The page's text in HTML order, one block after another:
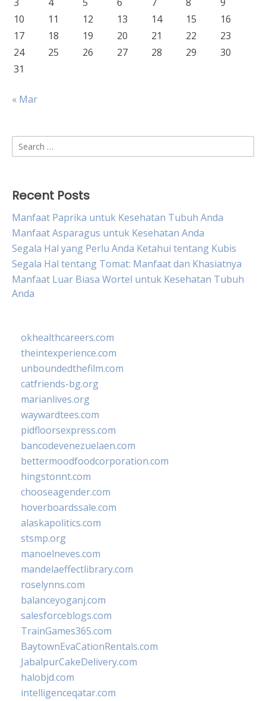
10
11 12 13 14 15
16
17
18 19 20 21 22
23
24
25 26 27 28 29
30
31
« Mar
Search
for:
Recent Posts
Manfaat Paprika untuk Kesehatan Tubuh Anda
Manfaat Asparagus untuk Kesehatan Anda
Segala Hal yang Perlu Anda Ketahui tentang Kubis
Segala Hal tentang Tomat: Manfaat dan Khasiatnya
Manfaat Luar Biasa Wortel untuk Kesehatan Tubuh
Anda
okhealthcareers.com
theintexperience.com
unboundedthefilm.com
catfriends-bg.org
marianlives.org
waywardtees.com
pidfloorsexpress.com
bancodevenezuelaen.com
bettermoodfoodcorporation.com
hingstonnt.com
chooseagender.com
hoverboardssale.com
alaskapolitics.com
stsmp.org
manoelneves.com
mandelaeffectlibrary.com
roselynns.com
balanceyoganj.com
salesforceblogs.com
TrainGames365.com
BaytownEvaCationRentals.com
JabalpurCakeDelivery.com
halobjd.com
intelligenceqatar.com